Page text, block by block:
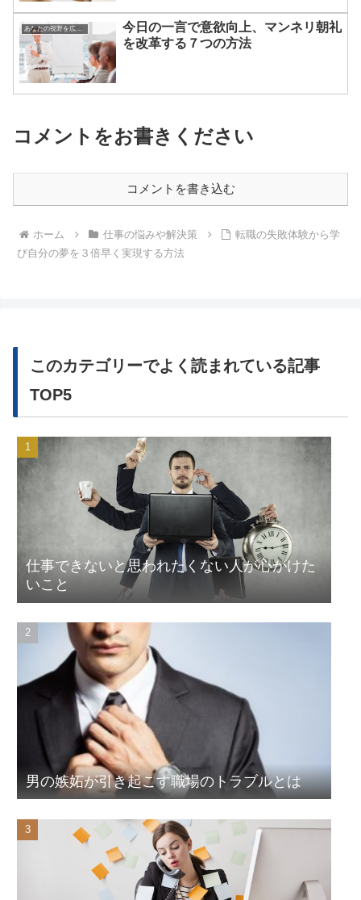
あなたの視野を広げる方法
今日の一言で意欲向上、マンネリ朝礼
を改革する７つの方法
コメントをお書きください
コメントを書き込む
ホーム 仕事の悩みや解決策
転職の失敗体験から学
び自分の夢を３倍早く実現する方法
このカテゴリーでよく読まれている記事
TOP5
仕事できないと思われたくない人が心がけた
いこと
男の嫉妬が引き起こす職場のトラブルとは